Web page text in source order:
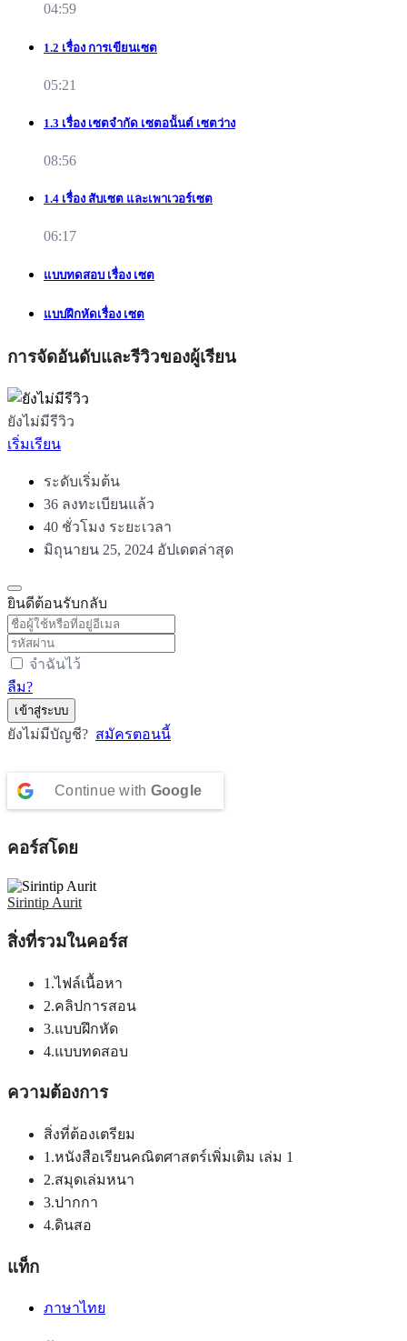
04:59
1.2 เรื่อง การเขียนเซต
05:21
1.3 เรื่อง เซตจำกัด เซตอนัันต์ เซตว่าง
08:56
1.4 เรื่อง สับเซต และเพาเวอร์เซต
06:17
แบบทดสอบ เรื่อง เซต
แบบฝึกหัดเรื่อง เซต
การจัดอันดับและรีวิวของผู้เรียน
ยังไม่มีรีวิว
เริ่มเรียน
ระดับเริ่มต้น
36 ลงทะเบียนแล้ว
40 ชั่วโมง ระยะเวลา
มิถุนายน 25, 2024 อัปเดตล่าสุด
ยินดีต้อนรับกลับ
จำฉันไว้
ลืม?
เข้าสู่ระบบ
ยังไม่มีบัญชี? สมัครตอนนี้
Continue with Google
คอร์สโดย
Sirintip Aurit
สิ่งที่รวมในคอร์ส
1.ไฟล์เนื้อหา
2.คลิปการสอน
3.แบบฝึกหัด
4.แบบทดสอบ
ความต้องการ
สิ่งที่ต้องเตรียม
1.หนังสือเรียนคณิตศาสตร์เพิ่มเติม เล่ม 1
2.สมุดเล่มหนา
3.ปากกา
4.ดินสอ
แท็ก
ภาษาไทย